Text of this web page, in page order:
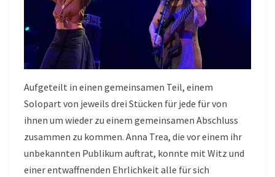
Aufgeteilt in einen gemeinsamen Teil, einem
Solopart von jeweils drei Stücken für jede für von
ihnen um wieder zu einem gemeinsamen Abschluss
zusammen zu kommen. Anna Trea, die vor einem ihr
unbekannten Publikum auftrat, konnte mit Witz und
einer entwaffnenden Ehrlichkeit alle für sich